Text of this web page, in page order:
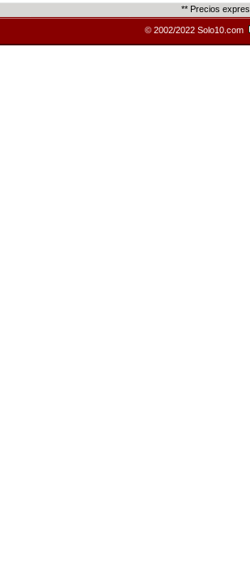
** Precios
© 2002/2022 Solo10.com